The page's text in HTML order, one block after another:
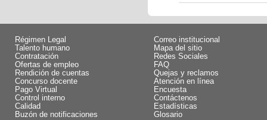
Régimen Legal
Talento humano
Contratación
Ofertas de empleo
Rendición de cuentas
Concurso docente
Pago Virtual
Control interno
Calidad
Buzón de notificaciones
Correo institucional
Mapa del sitio
Redes Sociales
FAQ
Quejas y reclamos
Atención en línea
Encuesta
Contáctenos
Estadísticas
Glosario